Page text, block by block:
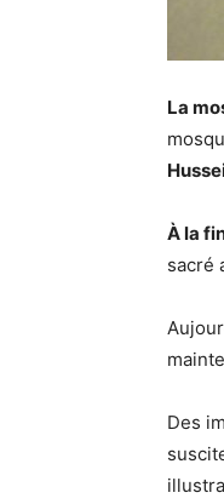
La
À la
sacré
Des